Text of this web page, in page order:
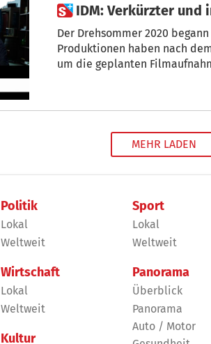
 IDM: Verkürzter
Der Drehsommer 2020
Produktionen haben nach
um die geplanten
MEHR LADEN
Politik
Lokal
Weltweit
Wirtschaft
Lokal
Weltweit
Kultur
Sport
Lokal
Weltweit
Panorama
Überblick
Panorama
Auto / Motor